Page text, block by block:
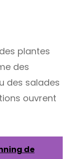
plantes
des
des salades
ouvrent
de